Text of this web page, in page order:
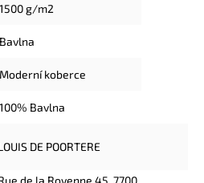
1500 g/m2
Bavlna
Moderní koberce
100% Bavlna
DE POORTERE
de la Royenne 45, 7700